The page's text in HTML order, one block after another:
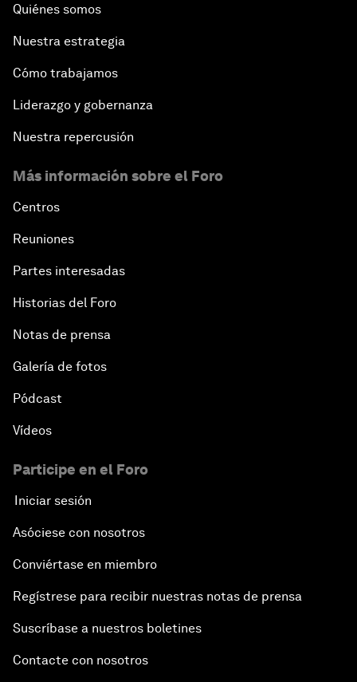
Quiénes somos
Nuestra estrategia
Cómo trabajamos
Liderazgo y gobernanza
Nuestra repercusión
Más información sobre el Foro
Centros
Reuniones
Partes interesadas
Historias del Foro
Notas de prensa
Galería de fotos
Pódcast
Vídeos
Participe en el Foro
Iniciar sesión
Asóciese con nosotros
Conviértase en miembro
Regístrese para recibir nuestras notas de prensa
Suscríbase a nuestros boletines
Contacte con nosotros